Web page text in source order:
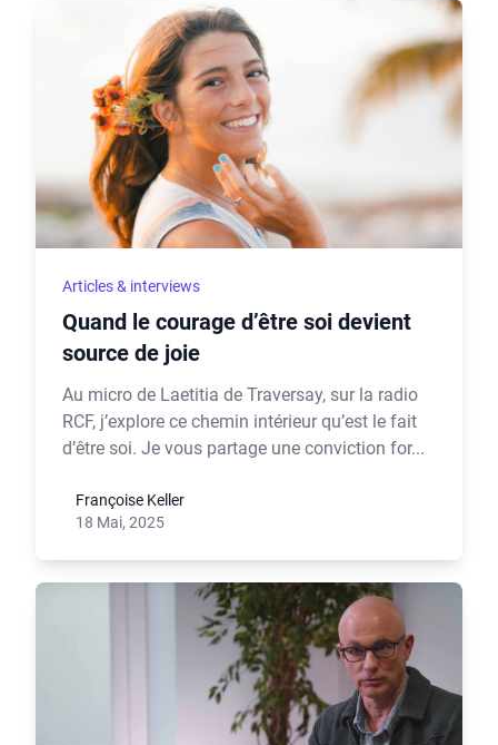
Articles & interviews
Quand le courage d’être soi devient
source de joie
Au micro de Laetitia de Traversay, sur la radio
RCF, j’explore ce chemin intérieur qu’est le fait
d’être soi. Je vous partage une conviction for...
Françoise Keller
18 Mai, 2025